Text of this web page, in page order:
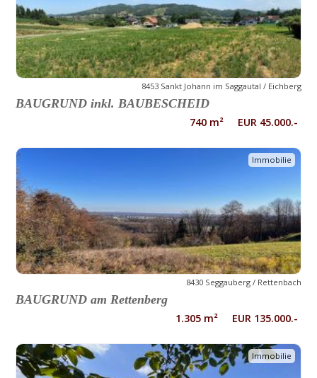
8453 Sankt Johann im Saggautal / Eichberg
BAUGRUND inkl. BAUBESCHEID
740 m² EUR 45.000.-
Immobilie
8430 Seggauberg / Rettenbach
BAUGRUND am Rettenberg
1.305 m² EUR 135.000.-
Immobilie